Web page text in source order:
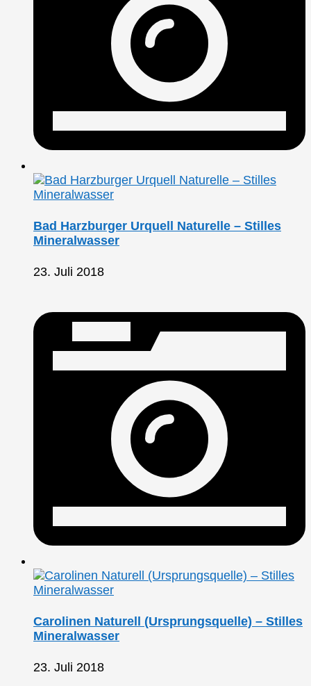
Bad Harzburger Urquell Naturelle – Stilles
Mineralwasser
23. Juli 2018
Carolinen Naturell (Ursprungsquelle) – Stilles
Mineralwasser
23. Juli 2018